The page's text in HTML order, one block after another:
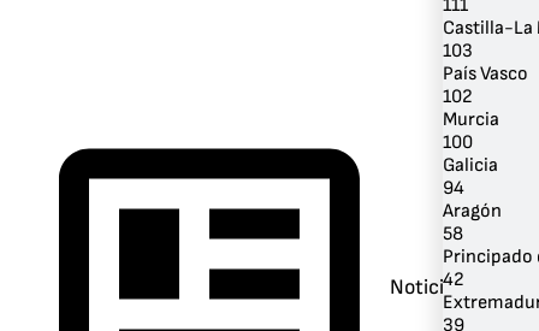
Noticias
111
Castilla-La
103
País Vasco
102
Murcia
100
Galicia
94
Aragón
58
Principado
42
39